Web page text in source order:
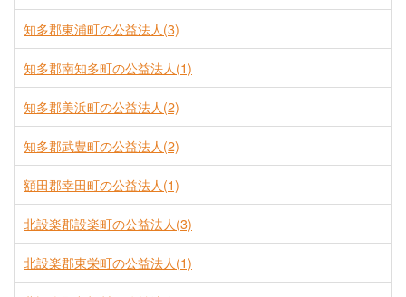
知多郡東浦町の公益法人(3)
知多郡南知多町の公益法人(1)
知多郡美浜町の公益法人(2)
知多郡武豊町の公益法人(2)
額田郡幸田町の公益法人(1)
北設楽郡設楽町の公益法人(3)
北設楽郡東栄町の公益法人(1)